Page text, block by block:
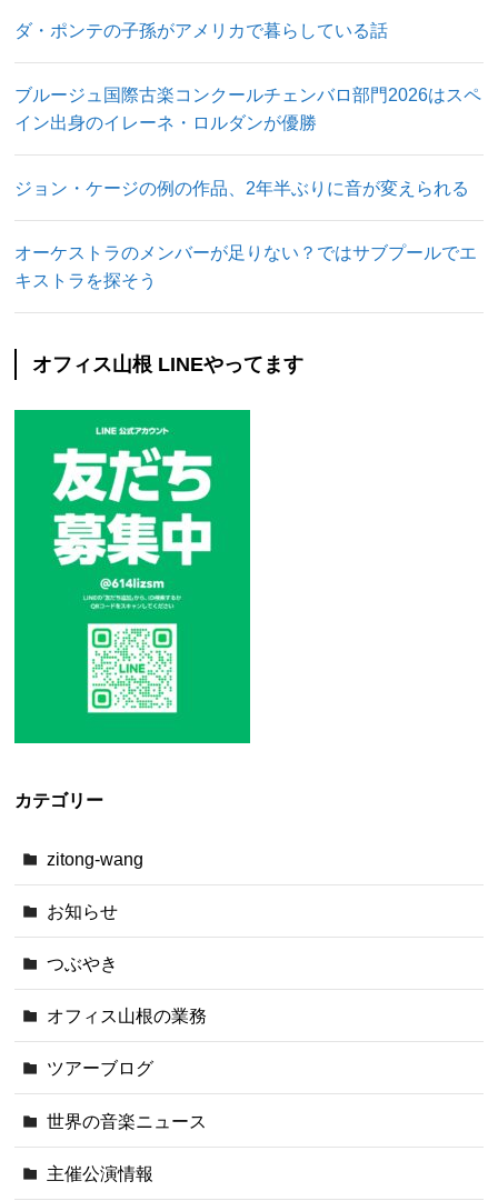
ダ・ポンテの子孫がアメリカで暮らしている話
ブルージュ国際古楽コンクールチェンバロ部門2026はスペ
イン出身のイレーネ・ロルダンが優勝
ジョン・ケージの例の作品、2年半ぶりに音が変えられる
オーケストラのメンバーが足りない？ではサブプールでエ
キストラを探そう
オフィス山根 LINEやってます
カテゴリー
zitong-wang
お知らせ
つぶやき
オフィス山根の業務
ツアーブログ
世界の音楽ニュース
主催公演情報